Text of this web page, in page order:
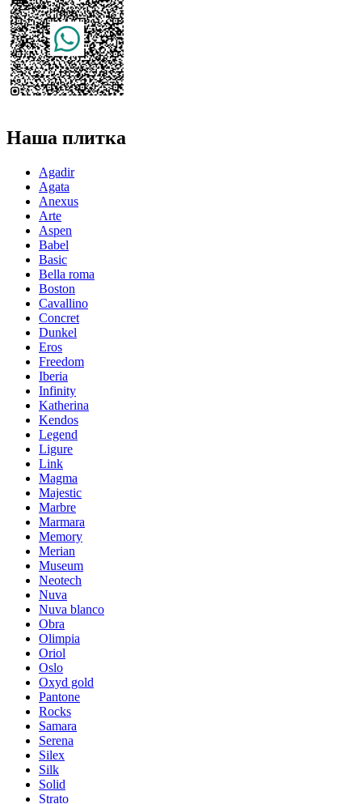
Наша плитка
Agadir
Agata
Anexus
Arte
Aspen
Babel
Basic
Bella roma
Boston
Cavallino
Concret
Dunkel
Eros
Freedom
Iberia
Infinity
Katherina
Kendos
Legend
Ligure
Link
Magma
Majestic
Marbre
Marmara
Memory
Merian
Museum
Neotech
Nuva
Nuva blanco
Obra
Olimpia
Oriol
Oslo
Oxyd gold
Pantone
Rocks
Samara
Serena
Silex
Silk
Solid
Strato